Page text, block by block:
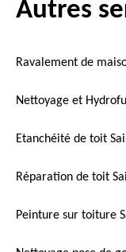
Autres
Ravalement de
Nettoyage et
Etanchéité de toit
Réparation de toit
Peinture sur toiture